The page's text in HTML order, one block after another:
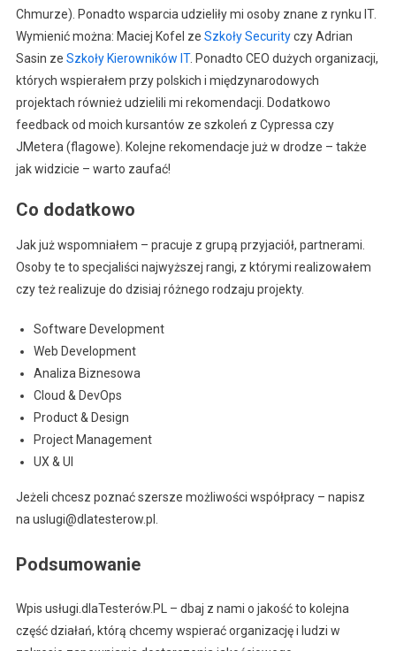
Chmurze). Ponadto wsparcia udzieliły mi osoby znane z rynku IT.
Wymienić można: Maciej Kofel ze Szkoły Securityczy Adrian
Sasin ze Szkoły Kierowników IT. Ponadto CEO dużych organizacji,
których wspierałem przy polskich i międzynarodowych
projektach również udzielili mi rekomendacji. Dodatkowo
feedback od moich kursantów ze szkoleń z Cypressa czy
JMetera (flagowe). Kolejne rekomendacje już w drodze – także
jak widzicie – warto zaufać!
Co dodatkowo
Jak już wspomniałem – pracuje z grupą przyjaciół, partnerami.
Osoby te to specjaliści najwyższej rangi, z którymi realizowałem
czy też realizuje do dzisiaj różnego rodzaju projekty.
Software Development
Web Development
Analiza Biznesowa
Cloud & DevOps
Product & Design
Project Management
UX & UI
Jeżeli chcesz poznać szersze możliwości współpracy – napisz
na uslugi@dlatesterow.pl.
Podsumowanie
Wpis usługi.dlaTesterów.PL – dbaj z nami o jakość to kolejna
część działań, którą chcemy wspierać organizację i ludzi w